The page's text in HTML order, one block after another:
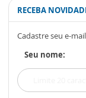
RECEBA
Cadastre seu e-
Seu nome: